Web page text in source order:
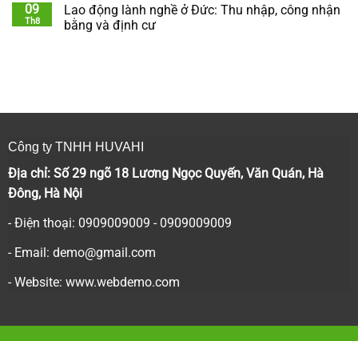
09
Th8
Lao động lành nghề ở Đức: Thu nhập, công nhận
bằng và định cư
Công ty TNHH HUVAHI
Địa chỉ: Số 29 ngõ 18 Lương Ngọc Quyến, Văn Quán, Hà
Đông, Hà Nội
- Điện thoại: 0909009009 - 0909009009
- Email: demo@gmail.com
- Website: www.webdemo.com